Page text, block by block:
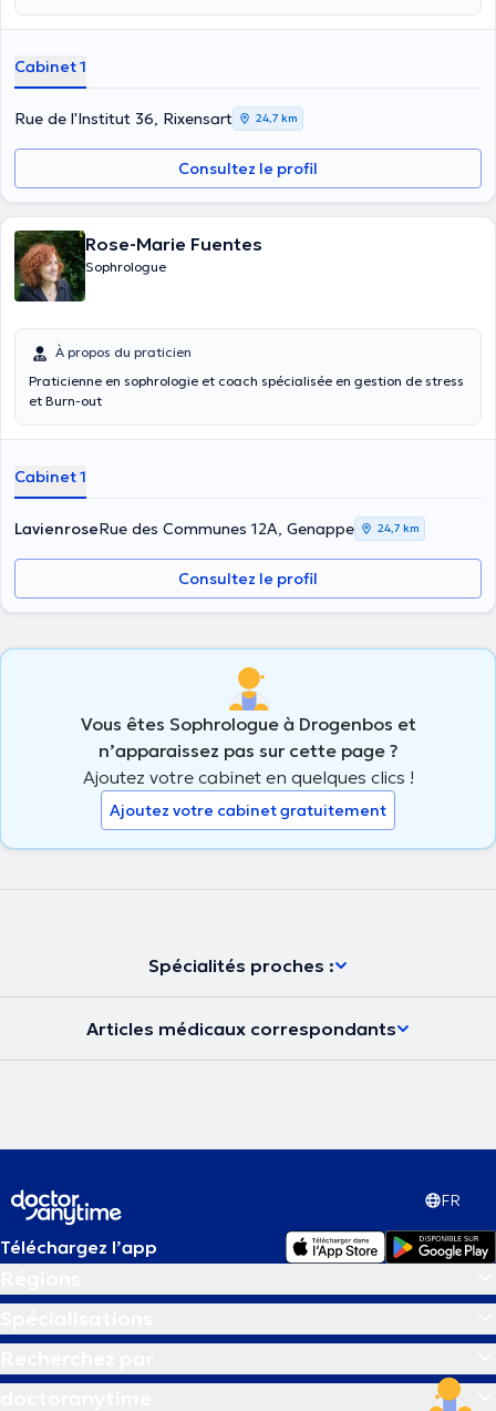
Cabinet 1
Rue de l'Institut 36, Rixensart 24,7 km
Consultez le profil
Rose-Marie Fuentes
Sophrologue
À propos du praticien
Praticienne en sophrologie et coach spécialisée en gestion de stress
et Burn-out
Cabinet 1
LavienroseRue des Communes 12A, Genappe 24,7 km
Consultez le profil
Vous êtes Sophrologue à Drogenbos et
n’apparaissez pas sur cette page ?
Ajoutez votre cabinet en quelques clics !
Ajoutez votre cabinet gratuitement
Spécialités proches :
Articles médicaux correspondants
FR
Téléchargez l’app